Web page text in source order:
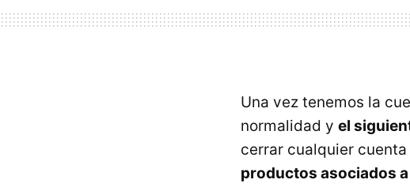
Una vez tenemos la
normalidad y el
cerrar cualquier
productos asociados